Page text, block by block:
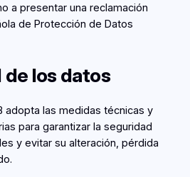
a presentar una reclamación
de Protección de Datos
de los datos
adopta las medidas técnicas y
para garantizar la seguridad
y evitar su alteración, pérdida